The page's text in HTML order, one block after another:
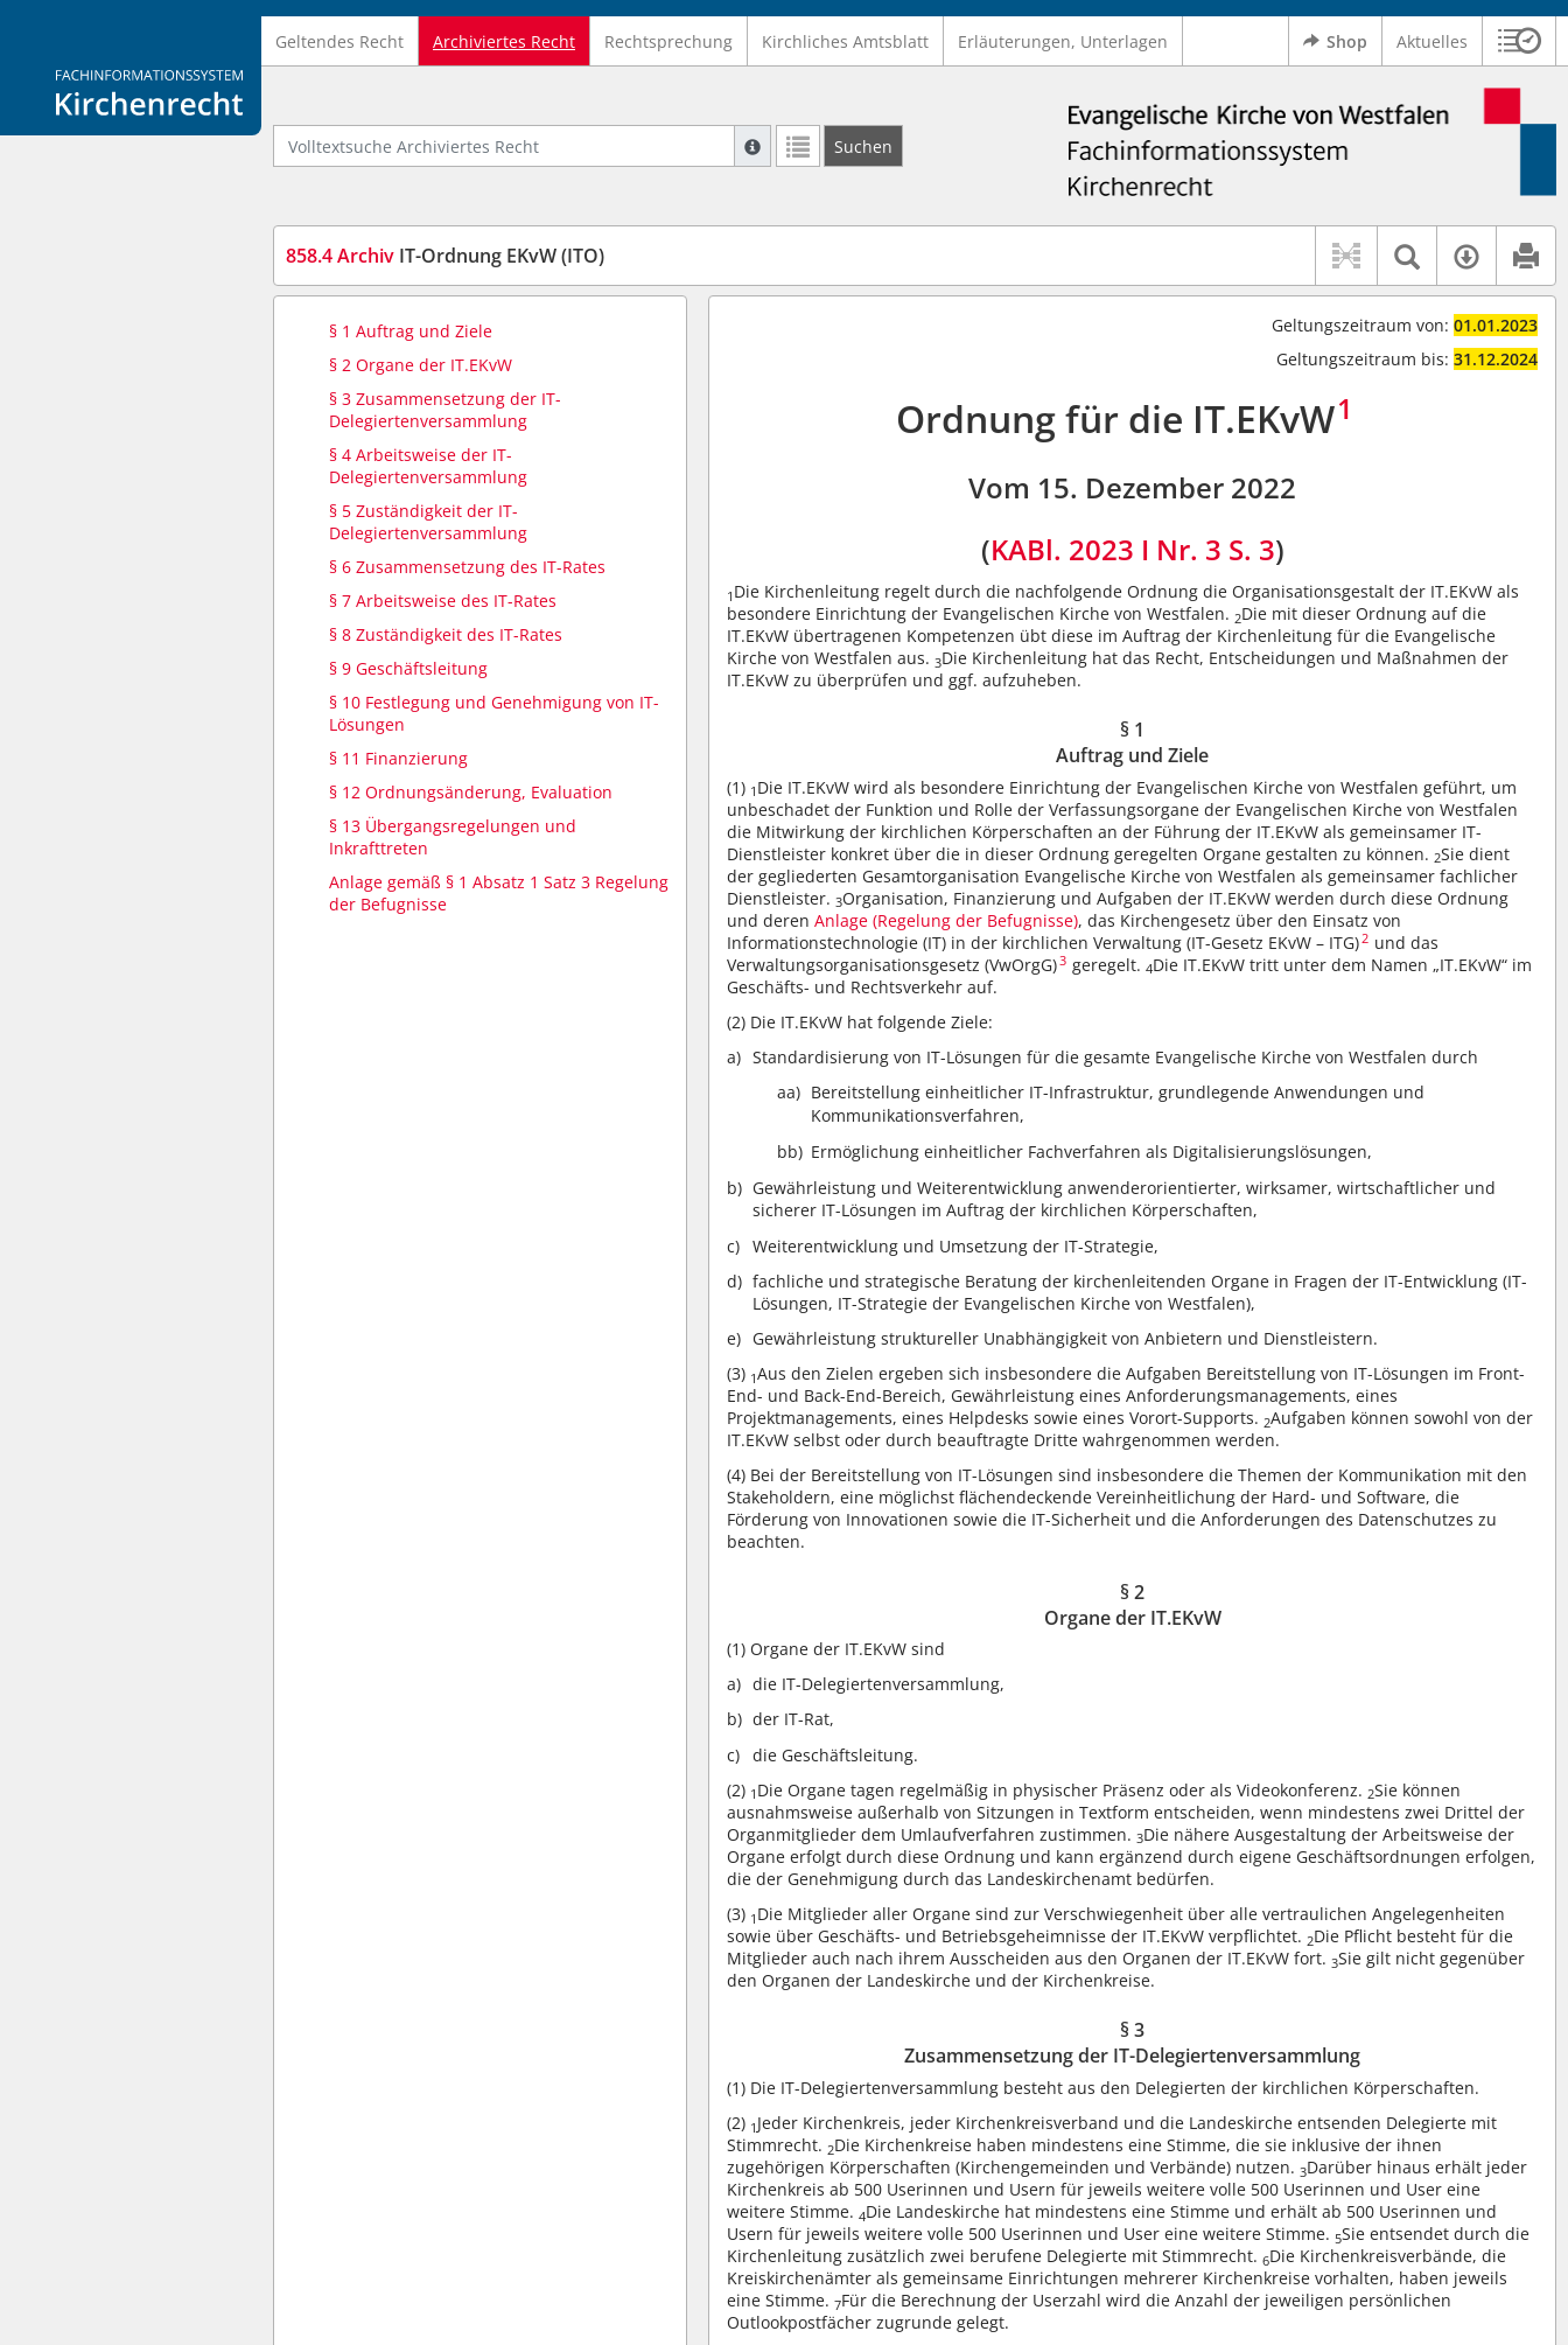
Logo Fachinformationssystem Kirchenrecht
Geltendes Recht Archiviertes Recht Rechtsprechung Kirchliches Amtsblatt Erläuterungen, Unterlagen Shop Aktuelles
Volltextsuche Archiviertes Recht
Suche mit Platzhalter "*", Bsp. Pfarrer*, findet auch: "Pfarrerinitiative" oder "Pfarrerausschuss".
Weitere Suchoperatoren finden Sie in unserer Hilfe.
Suchen
858.4 Archiv IT-Ordnung EKvW (ITO) Textsuche
§ 1 Auftrag und Ziele
§ 2 Organe der IT.EKvW
§ 3 Zusammensetzung der IT-
Delegiertenversammlung
§ 4 Arbeitsweise der IT-
Delegiertenversammlung
§ 5 Zuständigkeit der IT-
Delegiertenversammlung
§ 6 Zusammensetzung des IT-Rates
§ 7 Arbeitsweise des IT-Rates
§ 8 Zuständigkeit des IT-Rates
§ 9 Geschäftsleitung
§ 10 Festlegung und Genehmigung von IT-
Lösungen
§ 11 Finanzierung
§ 12 Ordnungsänderung, Evaluation
§ 13 Übergangsregelungen und
Inkrafttreten
Anlage gemäß § 1 Absatz 1 Satz 3 Regelung
der Befugnisse
Geltungszeitraum von: 01.01.2023
Geltungszeitraum bis: 31.12.2024
Ordnung für die IT.EKvW1
Vom 15. Dezember 2022
(KABl. 2023 I Nr. 3 S. 3)
1 Die Kirchenleitung regelt durch die nachfolgende Ordnung die Organisationsgestalt der IT.EKvW als
besondere Einrichtung der Evangelischen Kirche von Westfalen. 2Die mit dieser Ordnung auf die
IT.EKvW übertragenen Kompetenzen übt diese im Auftrag der Kirchenleitung für die Evangelische
Kirche von Westfalen aus.3Die Kirchenleitung hat das Recht, Entscheidungen und Maßnahmen der
IT.EKvW zu überprüfen und ggf. aufzuheben.
§ 1
Auftrag und Ziele
(1) 1 Die IT.EKvW wird als besondere Einrichtung der Evangelischen Kirche von Westfalen geführt, um
unbeschadet der Funktion und Rolle der Verfassungsorgane der Evangelischen Kirche von Westfalen
die Mitwirkung der kirchlichen Körperschaften an der Führung der IT.EKvW als gemeinsamer IT-
Dienstleister konkret über die in dieser Ordnung geregelten Organe gestalten zu können. 2Sie dient
der gegliederten Gesamtorganisation Evangelische Kirche von Westfalen als gemeinsamer fachlicher
Dienstleister.3Organisation, Finanzierung und Aufgaben der IT.EKvW werden durch diese Ordnung
und derenAnlage (Regelung der Befugnisse), das Kirchengesetz über den Einsatz von
Informationstechnologie (IT) in der kirchlichen Verwaltung (IT-Gesetz EKvW – ITG) 2 und das
Verwaltungsorganisationsgesetz (VwOrgG)3 geregelt.4Die IT.EKvW tritt unter dem Namen „IT.EKvW“ im
Geschäfts- und Rechtsverkehr auf.
(2) Die IT.EKvW hat folgende Ziele:
Standardisierung von IT-Lösungen für die gesamte Evangelische Kirche von Westfalen durch
aa) Bereitstellung einheitlicher IT-Infrastruktur, grundlegende Anwendungen und
Kommunikationsverfahren,
bb) Ermöglichung einheitlicher Fachverfahren als Digitalisierungslösungen,
Gewährleistung und Weiterentwicklung anwenderorientierter, wirksamer, wirtschaftlicher und
sicherer IT-Lösungen im Auftrag der kirchlichen Körperschaften,
Weiterentwicklung und Umsetzung der IT-Strategie,
fachliche und strategische Beratung der kirchenleitenden Organe in Fragen der IT-Entwicklung (IT-
Lösungen, IT-Strategie der Evangelischen Kirche von Westfalen),
Gewährleistung struktureller Unabhängigkeit von Anbietern und Dienstleistern.
(3) 1Aus den Zielen ergeben sich insbesondere die Aufgaben Bereitstellung von IT-Lösungen im Front-
End- und Back-End-Bereich, Gewährleistung eines Anforderungsmanagements, eines
Projektmanagements, eines Helpdesks sowie eines Vorort-Supports. 2Aufgaben können sowohl von der
IT.EKvW selbst oder durch beauftragte Dritte wahrgenommen werden.
(4) Bei der Bereitstellung von IT-Lösungen sind insbesondere die Themen der Kommunikation mit den
Stakeholdern, eine möglichst flächendeckende Vereinheitlichung der Hard- und Software, die
Förderung von Innovationen sowie die IT-Sicherheit und die Anforderungen des Datenschutzes zu
beachten.
§ 2
Organe der IT.EKvW
(1) Organe der IT.EKvW sind
die IT-Delegiertenversammlung,
der IT-Rat,
die Geschäftsleitung.
(2) 1 Die Organe tagen regelmäßig in physischer Präsenz oder als Videokonferenz. 2Sie können
ausnahmsweise außerhalb von Sitzungen in Textform entscheiden, wenn mindestens zwei Drittel der
Organmitglieder dem Umlaufverfahren zustimmen.3Die nähere Ausgestaltung der Arbeitsweise der
Organe erfolgt durch diese Ordnung und kann ergänzend durch eigene Geschäftsordnungen erfolgen,
die der Genehmigung durch das Landeskirchenamt bedürfen.
(3) 1 Die Mitglieder aller Organe sind zur Verschwiegenheit über alle vertraulichen Angelegenheiten
sowie über Geschäfts- und Betriebsgeheimnisse der IT.EKvW verpflichtet. 2Die Pflicht besteht für die
Mitglieder auch nach ihrem Ausscheiden aus den Organen der IT.EKvW fort.3Sie gilt nicht gegenüber
den Organen der Landeskirche und der Kirchenkreise.
§ 3
Zusammensetzung der IT-Delegiertenversammlung
(1) Die IT-Delegiertenversammlung besteht aus den Delegierten der kirchlichen Körperschaften.
(2) 1Jeder Kirchenkreis, jeder Kirchenkreisverband und die Landeskirche entsenden Delegierte mit
Stimmrecht. 2Die Kirchenkreise haben mindestens eine Stimme, die sie inklusive der ihnen
zugehörigen Körperschaften (Kirchengemeinden und Verbände) nutzen.3Darüber hinaus erhält jeder
Kirchenkreis ab 500 Userinnen und Usern für jeweils weitere volle 500 Userinnen und User eine
weitere Stimme.4Die Landeskirche hat mindestens eine Stimme und erhält ab 500 Userinnen und
Usern für jeweils weitere volle 500 Userinnen und User eine weitere Stimme. 5Sie entsendet durch die
Kirchenleitung zusätzlich zwei berufene Delegierte mit Stimmrecht.6Die Kirchenkreisverbände, die
Kreiskirchenämter als gemeinsame Einrichtungen mehrerer Kirchenkreise vorhalten, haben jeweils
eine Stimme.7Für die Berechnung der Userzahl wird die Anzahl der jeweiligen persönlichen
Outlookpostfächer zugrunde gelegt.